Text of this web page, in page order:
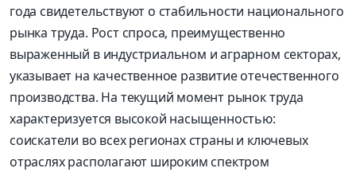
года свидетельствуют о стабильности национального
рынка труда. Рост спроса, преимущественно
выраженный в индустриальном и аграрном секторах,
указывает на качественное развитие отечественного
производства. На текущий момент рынок труда
характеризуется высокой насыщенностью:
соискатели во всех регионах страны и ключевых
отраслях располагают широким спектром